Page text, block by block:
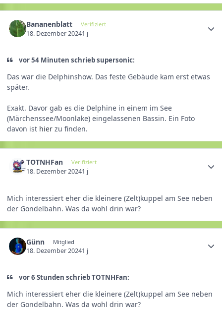
Bananenblatt Verifiziert
18. Dezember 20241 j
vor 54 Minuten schrieb supersonic:
Das war die Delphinshow. Das feste Gebäude kam erst etwas
später.
Exakt. Davor gab es die Delphine in einem im See
(Märchenssee/Moonlake) eingelassenen Bassin. Ein Foto
davon ist hier zu finden.
TOTNHFan Verifiziert
18. Dezember 20241 j
Mich interessiert eher die kleinere (Zelt)kuppel am See neben
der Gondelbahn. Was da wohl drin war?
Günn Mitglied
18. Dezember 20241 j
vor 6 Stunden schrieb TOTNHFan:
Mich interessiert eher die kleinere (Zelt)kuppel am See neben
der Gondelbahn. Was da wohl drin war?